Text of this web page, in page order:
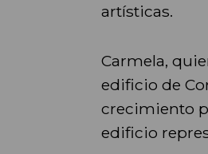
artísticas.
Carmela,
edificio de
crecimiento
edificio